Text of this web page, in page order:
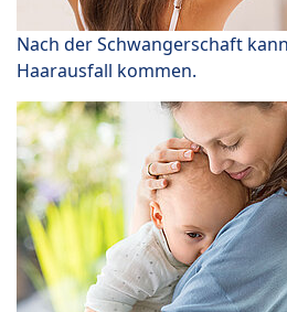
Nach der Schwangerschaft
Haarausfall kommen.